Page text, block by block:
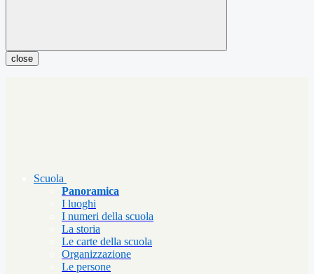
close
Scuola
Panoramica
I luoghi
I numeri della scuola
La storia
Le carte della scuola
Organizzazione
Le persone